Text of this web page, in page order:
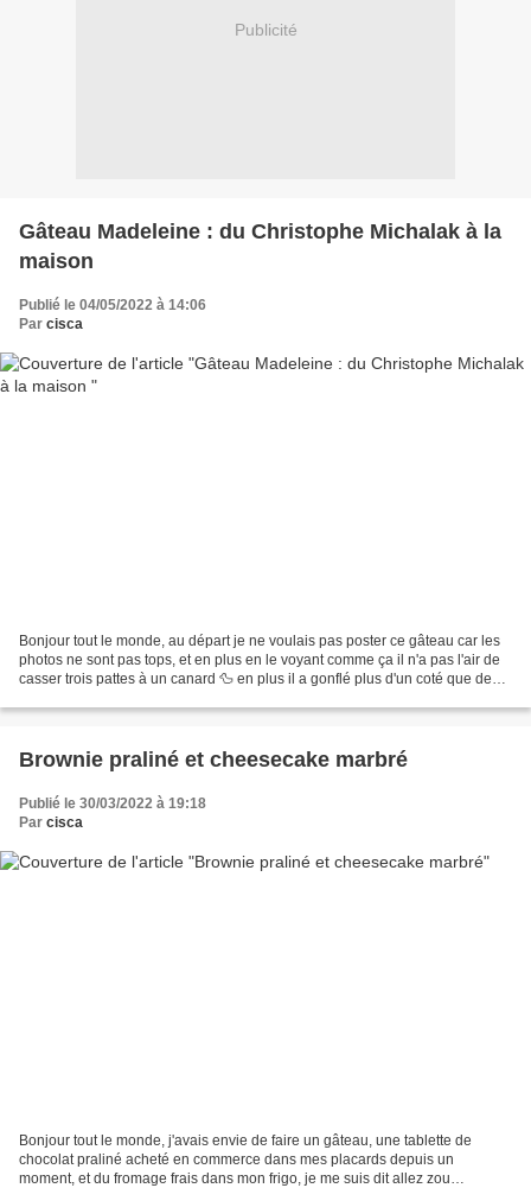
Publicité
Gâteau Madeleine : du Christophe Michalak à la
maison
Publié le 04/05/2022 à 14:06
Par cisca
Bonjour tout le monde, au départ je ne voulais pas poster ce gâteau car les
photos ne sont pas tops, et en plus en le voyant comme ça il n'a pas l'air de
casser trois pattes à un canard 🦆 en plus il a gonflé plus d'un coté que de
Brownie praliné et cheesecake marbré
Publié le 30/03/2022 à 19:18
Par cisca
Bonjour tout le monde, j'avais envie de faire un gâteau, une tablette de
chocolat praliné acheté en commerce dans mes placards depuis un
moment, et du fromage frais dans mon frigo, je me suis dit allez zou